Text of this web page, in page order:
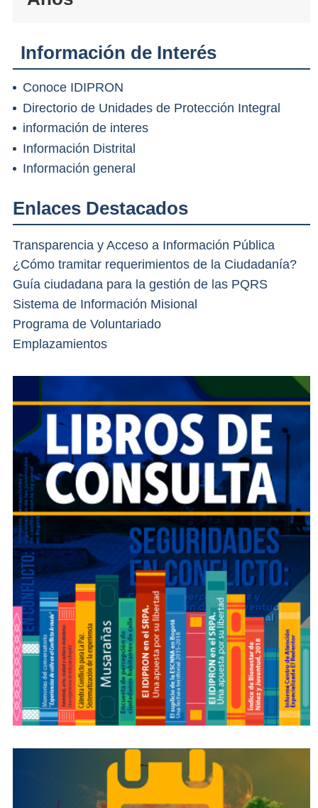
Información de Interés
Conoce IDIPRON
Directorio de Unidades de Protección Integral
información de interes
Información Distrital
Información general
Enlaces Destacados
Transparencia y Acceso a Información Pública
¿Cómo tramitar requerimientos de la Ciudadanía?
Guía ciudadana para la gestión de las PQRS
Sistema de Información Misional
Programa de Voluntariado
Emplazamientos